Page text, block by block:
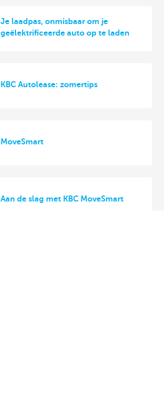
Je laadpas, onmisbaar om je
geëlektrificeerde auto op te laden
KBC Autolease: zomertips
MoveSmart
Aan de slag met KBC MoveSmart